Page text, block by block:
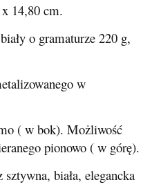
14,80 cm.
o gramaturze 220 g,
w
( w bok). Możliwość
pionowo ( w górę).
biała, elegancka